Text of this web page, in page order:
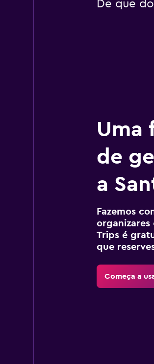
De que
Uma
de
a
Fazemos
organizares
Trips é
que
Começa a